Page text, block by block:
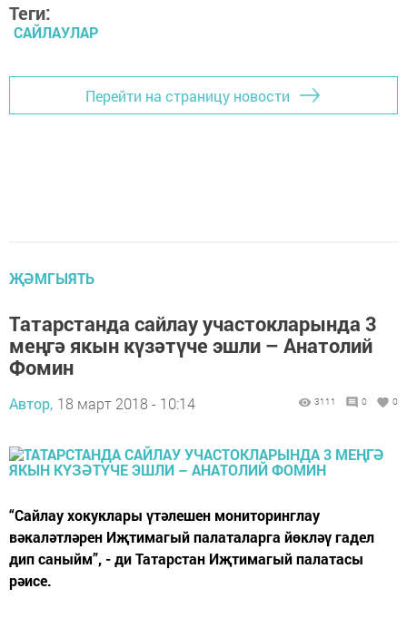
Теги:
САЙЛАУЛАР
Перейти на страницу новости
ҖӘМГЫЯТЬ
Татарстанда сайлау участокларында 3
меңгә якын күзәтүче эшли – Анатолий
Фомин
Автор, 18 март 2018 - 10:14 3111 0 0
“Сайлау хокуклары үтәлешен мониторинглау
вәкаләтләрен Иҗтимагый палаталарга йөкләү гадел
дип саныйм”, - ди Татарстан Иҗтимагый палатасы
рәисе.